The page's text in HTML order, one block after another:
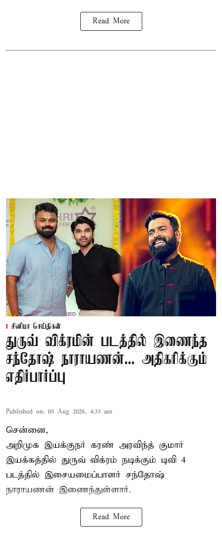
Read More
சினிமா செய்திகள்
துருவ் விக்ரமின் படத்தில் இணைந்த
சந்தோஷ் நாராயணன்... அதிகரிக்கும்
எதிர்பார்ப்பு
Published on: 05 Aug 2026, 4:33 am
சென்னை,
அறிமுக இயக்குநர் கரண் அரவிந்த் குமார்
இயக்கத்தில் துருவ் விக்ரம் நடிக்கும் டிவி 4
படத்தில் இசையமைப்பாளர் சந்தோஷ்
நாராயணன் இணைந்துள்ளார்.
Read More